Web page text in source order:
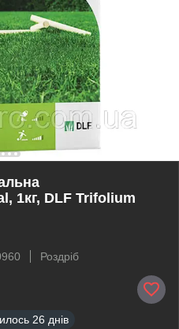
1кг, DLF Trifolium
Роздріб
26 днів